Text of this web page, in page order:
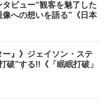
ビュー“観客を魅了した
への想いを語る”《日本
ー』》ジェイソン・ステ
破”する!!《「眠眠打破」